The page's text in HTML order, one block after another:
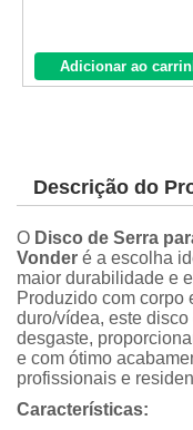
Adicionar ao
Descrição do
O Disco de Serra
Vonder é a escolha
maior durabilidade e
Produzido com corpo
duro/vídea, este
desgaste,
e com ótimo
profissionais e
Características: